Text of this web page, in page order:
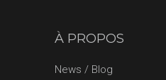
À PROPOS
News / Blog